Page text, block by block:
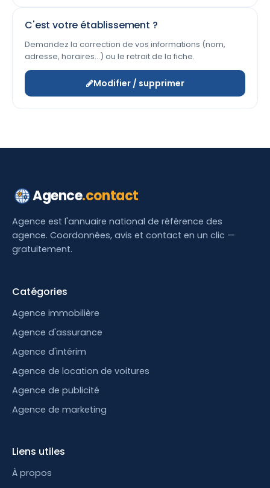
C'est votre établissement ?
Demandez la correction de vos informations (nom,
adresse, horaires…) ou le retrait de la fiche.
Modifier / supprimer
Agence.contact
Agence est l'annuaire national de référence des
agence. Coordonnées, avis et contact en un clic —
gratuitement.
Catégories
Agence immobilière
Agence d'assurance
Agence d'intérim
Agence de location de voitures
Agence de publicité
Agence de marketing
Liens utiles
À propos